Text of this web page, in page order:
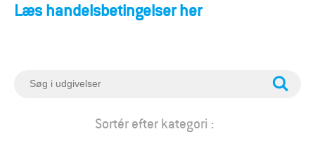
d
e
Læs handelsbetingelser her
S
Sortér efter kategori :